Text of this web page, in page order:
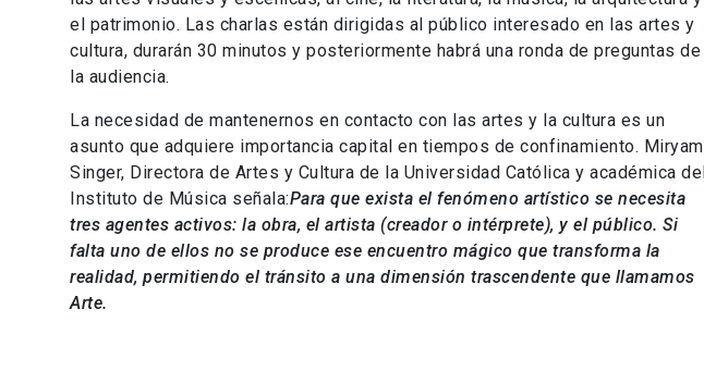
el patrimonio. Las charlas están dirigidas al público interesado en las artes y
cultura, durarán 30 minutos y posteriormente habrá una ronda de preguntas de
la audiencia.
La necesidad de mantenernos en contacto con las artes y la cultura es un
asunto que adquiere importancia capital en tiempos de confinamiento. Miryam
Singer, Directora de Artes y Cultura de la Universidad Católica y académica del
Instituto de Música señala:Para que exista el fenómeno artístico se necesita
tres agentes activos: la obra, el artista (creador o intérprete), y el público. Si
falta uno de ellos no se produce ese encuentro mágico que transforma la
realidad, permitiendo el tránsito a una dimensión trascendente que llamamos
Arte.